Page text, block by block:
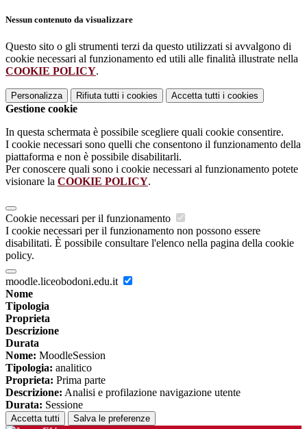
Nessun contenuto da visualizzare
Questo sito o gli strumenti terzi da questo utilizzati si avvalgono di
cookie necessari al funzionamento ed utili alle finalità illustrate nella
COOKIE POLICY.
Personalizza Rifiuta tutti i cookies Accetta tutti i cookies
Gestione cookie
In questa schermata è possibile scegliere quali cookie consentire.
I cookie necessari sono quelli che consentono il funzionamento della
piattaforma e non è possibile disabilitarli.
Per conoscere quali sono i cookie necessari al funzionamento potete
visionare la COOKIE POLICY.
Cookie necessari per il funzionamento
I cookie necessari per il funzionamento non possono essere
disabilitati. È possibile consultare l'elenco nella pagina della cookie
policy.
moodle.liceobodoni.edu.it
Nome
Tipologia
Proprieta
Descrizione
Durata
Nome: MoodleSession
Tipologia: analitico
Proprieta: Prima parte
Descrizione: Analisi e profilazione navigazione utente
Durata: Sessione
Accetta tutti Salva le preferenze